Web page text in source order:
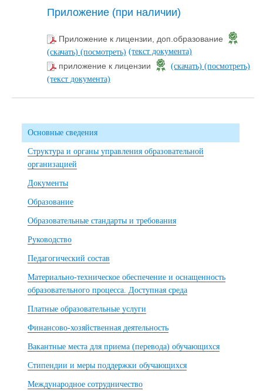
Приложение (при наличии)
Приложение к лицензии, доп.образование
(скачать) (посмотреть) (текст документа)
приложение к лицензии (скачать) (посмотреть)
(текст документа)
Основные сведения
Структура и органы управления образовательной
организацией
Документы
Образование
Образовательные стандарты и требования
Руководство
Педагогический состав
Материально-техническое обеспечение и оснащенность
образовательного процесса. Доступная среда
Платные образовательные услуги
Финансово-хозяйственная деятельность
Вакантные места для приема (перевода) обучающихся
Стипендии и меры поддержки обучающихся
Международное сотрудничество